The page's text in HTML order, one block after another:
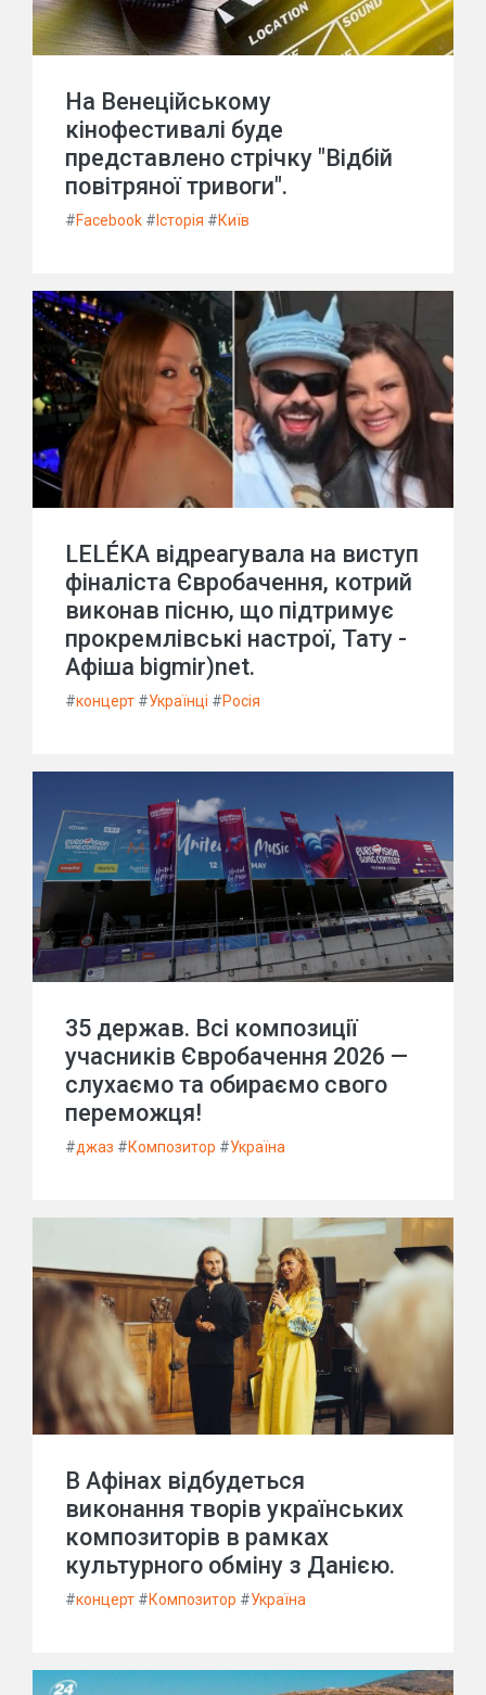
На Венеційському
кінофестивалі буде
представлено стрічку "Відбій
повітряної тривоги".
#Facebook # Історія #Київ
LELÉKA відреагувала на виступ
фіналіста Євробачення, котрий
виконав пісню, що підтримує
прокремлівські настрої, Тату -
Афіша bigmir)net.
#концерт #Українці #Росія
35 держав. Всі композиції
учасників Євробачення 2026 —
слухаємо та обираємо свого
переможця!
#джаз #Композитор #Україна
В Афінах відбудеться
виконання творів українських
композиторів в рамках
культурного обміну з Данією.
#концерт #Композитор #Україна